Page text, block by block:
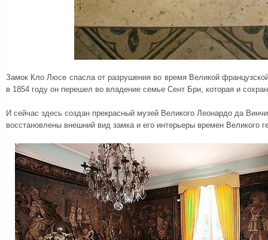
Замок Кло Люсе спасла от разрушения во время Великой
в 1854 году он перешел во владение семье Сент Бри, которая и
И сейчас здесь создан прекрасный музей Великого Леонардо да
восстановлены внешний вид замка и его интерьеры времен Великого